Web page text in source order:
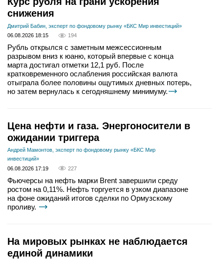
снижения
Дмитрий Бабин, эксперт по фондовому рынку «БКС Мир инвестиций»
06.08.2026 18:15
194
Рубль открылся с заметным межсессионным
разрывом вниз к юаню, который впервые с конца
марта достигал отметки 12,1 руб. После
кратковременного ослабления российская валюта
отыграла более половины ощутимых дневных потерь,
но затем вернулась к сегодняшнему минимуму.
Цена нефти и газа. Энергоносители в
ожидании триггера
Андрей Мамонтов, эксперт по фондовому рынку «БКС Мир
инвестиций»
06.08.2026 17:19
227
Фьючерсы на нефть марки Brent завершили среду
ростом на 0,11%. Нефть торгуется в узком диапазоне
на фоне ожиданий итогов сделки по Ормузскому
проливу.
На мировых рынках не наблюдается
единой динамики